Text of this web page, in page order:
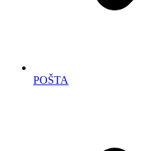
POŠTA